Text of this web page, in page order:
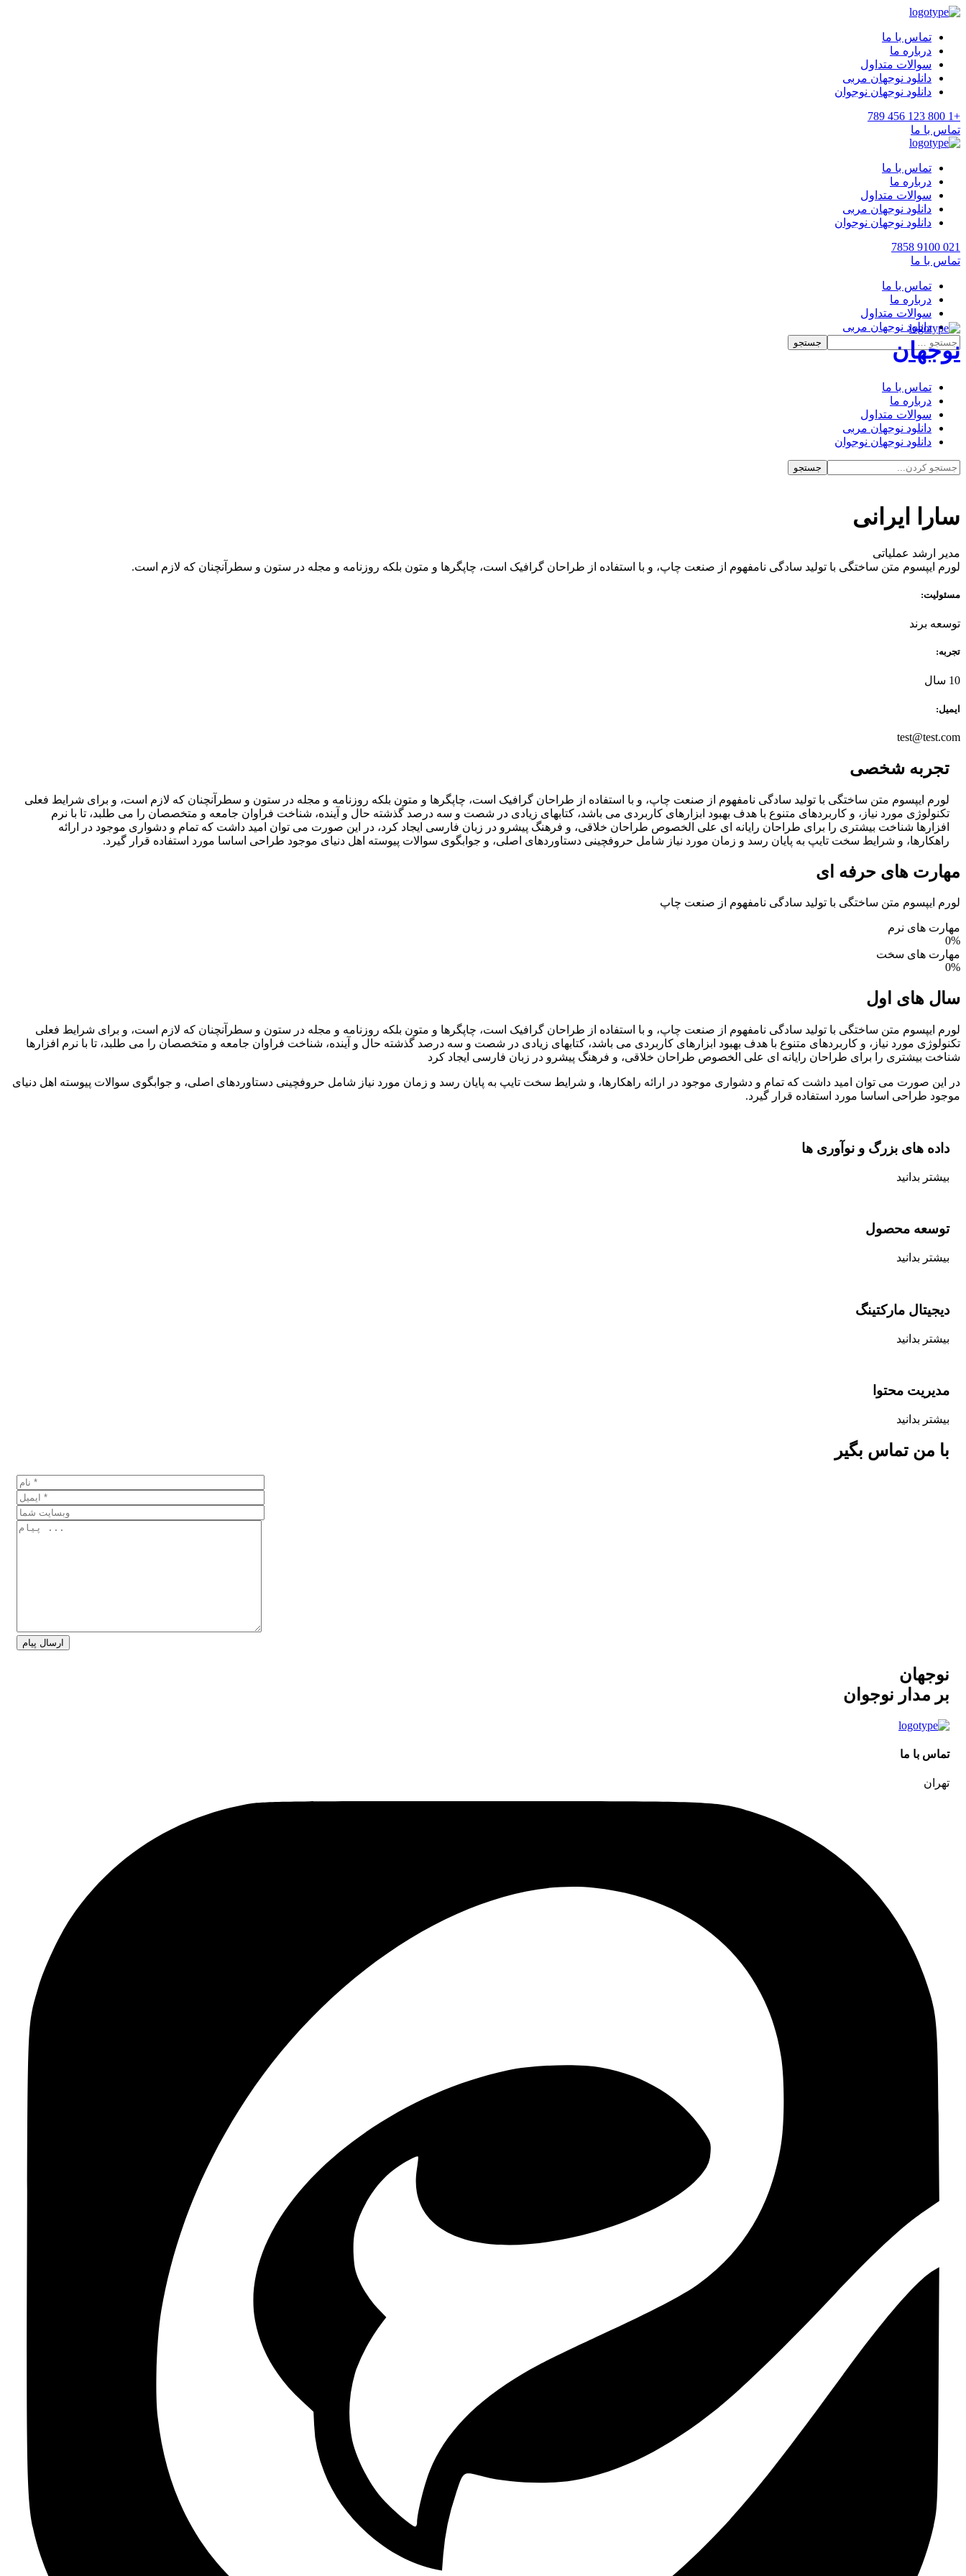
تماس با ما
درباره ما
سوالات متداول
دانلود نوجهان مربی
دانلود نوجهان نوجوان
+1 800 123 456 789
تماس با ما
تماس با ما
درباره ما
سوالات متداول
دانلود نوجهان مربی
دانلود نوجهان نوجوان
021 9100 7858
تماس با ما
تماس با ما
درباره ما
سوالات متداول
دانلود نوجهان مربی
دانلود نوجهان نوجوان
نوجهان
تماس با ما
درباره ما
سوالات متداول
دانلود نوجهان مربی
دانلود نوجهان نوجوان
سارا ایرانی
مدیر ارشد عملیاتی
لورم ایپسوم متن ساختگی با تولید سادگی نامفهوم از صنعت چاپ، و با استفاده از طراحان گرافیک است، چاپگرها و متون بلکه روزنامه و مجله در ستون و سطرآنچنان که لازم است.
مسئولیت:
توسعه برند
تجربه:
10 سال
ایمیل:
test@test.com
تجربه شخصی
لورم ایپسوم متن ساختگی با تولید سادگی نامفهوم از صنعت چاپ، و با استفاده از طراحان گرافیک است، چاپگرها و متون بلکه روزنامه و مجله در ستون و سطرآنچنان که لازم است، و برای شرایط فعلی
تکنولوژی مورد نیاز، و کاربردهای متنوع با هدف بهبود ابزارهای کاربردی می باشد، کتابهای زیادی در شصت و سه درصد گذشته حال و آینده، شناخت فراوان جامعه و متخصصان را می طلبد، تا با نرم
افزارها شناخت بیشتری را برای طراحان رایانه ای علی الخصوص طراحان خلاقی، و فرهنگ پیشرو در زبان فارسی ایجاد کرد، در این صورت می توان امید داشت که تمام و دشواری موجود در ارائه
راهکارها، و شرایط سخت تایپ به پایان رسد و زمان مورد نیاز شامل حروفچینی دستاوردهای اصلی، و جوابگوی سوالات پیوسته اهل دنیای موجود طراحی اساسا مورد استفاده قرار گیرد.
مهارت های حرفه ای
لورم ایپسوم متن ساختگی با تولید سادگی نامفهوم از صنعت چاپ
مهارت های نرم
0%
مهارت های سخت
0%
سال های اول
لورم ایپسوم متن ساختگی با تولید سادگی نامفهوم از صنعت چاپ، و با استفاده از طراحان گرافیک است، چاپگرها و متون بلکه روزنامه و مجله در ستون و سطرآنچنان که لازم است، و برای شرایط فعلی
تکنولوژی مورد نیاز، و کاربردهای متنوع با هدف بهبود ابزارهای کاربردی می باشد، کتابهای زیادی در شصت و سه درصد گذشته حال و آینده، شناخت فراوان جامعه و متخصصان را می طلبد، تا با نرم افزارها
شناخت بیشتری را برای طراحان رایانه ای علی الخصوص طراحان خلاقی، و فرهنگ پیشرو در زبان فارسی ایجاد کرد
در این صورت می توان امید داشت که تمام و دشواری موجود در ارائه راهکارها، و شرایط سخت تایپ به پایان رسد و زمان مورد نیاز شامل حروفچینی دستاوردهای اصلی، و جوابگوی سوالات پیوسته اهل دنیای
موجود طراحی اساسا مورد استفاده قرار گیرد.
داده های بزرگ و نوآوری ها
بیشتر بدانید
توسعه محصول
بیشتر بدانید
دیجیتال مارکتینگ
بیشتر بدانید
مدیریت محتوا
بیشتر بدانید
با من تماس بگیر
نوجهان
بر مدار نوجوان
تماس با ما
تهران